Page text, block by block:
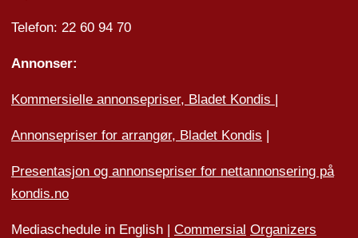
Telefon: 22 60 94 70
Annonser:
Kommersielle annonsepriser, Bladet Kondis |
Annonsepriser for arrangør, Bladet Kondis |
Presentasjon og annonsepriser for nettannonsering på
kondis.no
Mediaschedule in English | Commersial Organizers